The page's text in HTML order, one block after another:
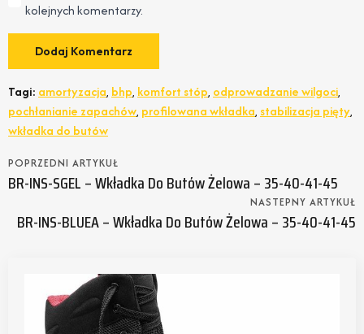
kolejnych komentarzy.
Tagi: amortyzacja, bhp, komfort stóp, odprowadzanie wilgoci,
pochłanianie zapachów, profilowana wkładka, stabilizacja pięty,
wkładka do butów
POPRZEDNI ARTYKUŁ
BR-INS-SGEL – Wkładka Do Butów Żelowa – 35-40-41-45
NASTEPNY ARTYKUŁ
BR-INS-BLUEA – Wkładka Do Butów Żelowa – 35-40-41-45